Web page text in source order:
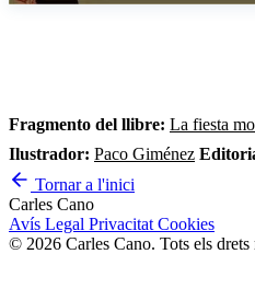
Fragmento del llibre: La fiesta
Ilustrador: Paco Giménez
Tornar a l'inici
Carles Cano
Avís Legal Privacitat Cookies
© 2026 Carles Cano. Tots els drets